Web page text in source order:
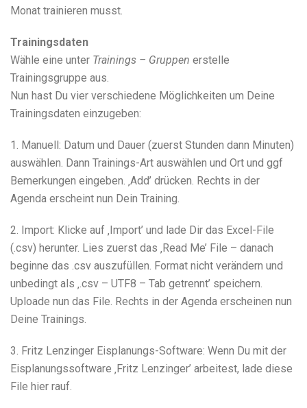
Monat trainieren musst.
Trainingsdaten
Wähle eine unter Trainings – Gruppen erstelle
Trainingsgruppe aus.
Nun hast Du vier verschiedene Möglichkeiten um Deine
Trainingsdaten einzugeben:
1. Manuell: Datum und Dauer (zuerst Stunden dann Minuten)
auswählen. Dann Trainings-Art auswählen und Ort und ggf
Bemerkungen eingeben. ‚Add’ drücken. Rechts in der
Agenda erscheint nun Dein Training.
2. Import: Klicke auf ‚Import’ und lade Dir das Excel-File
(.csv) herunter. Lies zuerst das ‚Read Me’ File – danach
beginne das .csv auszufüllen. Format nicht verändern und
unbedingt als ‚.csv – UTF8 – Tab getrennt’ speichern.
Uploade nun das File. Rechts in der Agenda erscheinen nun
Deine Trainings.
3. Fritz Lenzinger Eisplanungs-Software: Wenn Du mit der
Eisplanungssoftware ‚Fritz Lenzinger’ arbeitest, lade diese
File hier rauf.